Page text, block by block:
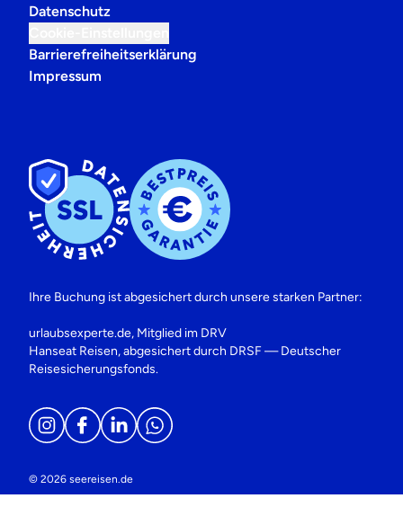
Datenschutz
Barrierefreiheitserklärung
Impressum
Ihre Buchung ist abgesichert durch unsere starken Partner:
urlaubsexperte.de, Mitglied im DRV
Hanseat Reisen, abgesichert durch DRSF — Deutscher
Reisesicherungsfonds.
© 2026 seereisen.de